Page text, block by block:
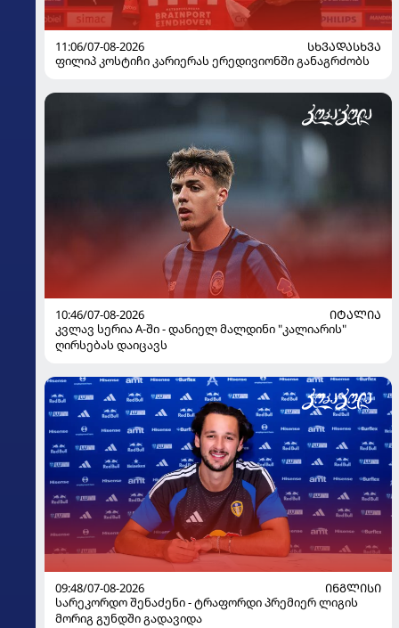
11:06/07-08-2026
ᲡᲮᲕᲐᲓᲐᲡᲮᲕᲐ
ფილიპ კოსტიჩი კარიერას ერედივიონში განაგრძობს
10:46/07-08-2026
ᲘᲢᲐᲚᲘᲐ
კვლავ სერია A-ში - დანიელ მალდინი "კალიარის"
ღირსებას დაიცავს
09:48/07-08-2026
ᲘᲜᲒᲚᲘᲡᲘ
სარეკორდო შენაძენი - ტრაფორდი პრემიერ ლიგის
მორიგ გუნდში გადავიდა